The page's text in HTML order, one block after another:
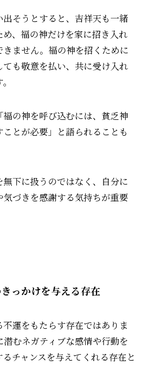
出そうとすると、吉祥天も一緒
め、福の神だけを家に招き入れ
きません。福の神を招くために
ても敬意を払い、共に受け入れ
の神を呼び込むには、貧乏神
とが必要」と語られることも
下に扱うのではなく、自分に
づきを感謝する気持ちが重要
っかけを与える存在
運をもたらす存在ではありま
むネガティブな感情や行動を
チャンスを与えてくれる存在と